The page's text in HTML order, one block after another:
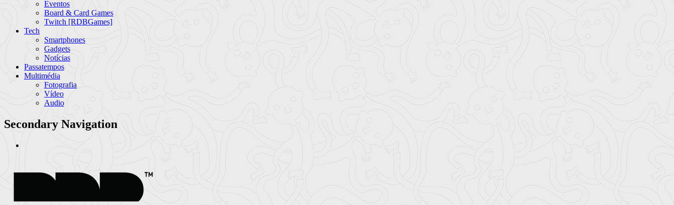
Eventos
Board & Card Games
Twitch [RDBGames]
Tech
Smartphones
Gadgets
Notícias
Passatempos
Multimédia
Fotografia
Vídeo
Audio
Secondary Navigation